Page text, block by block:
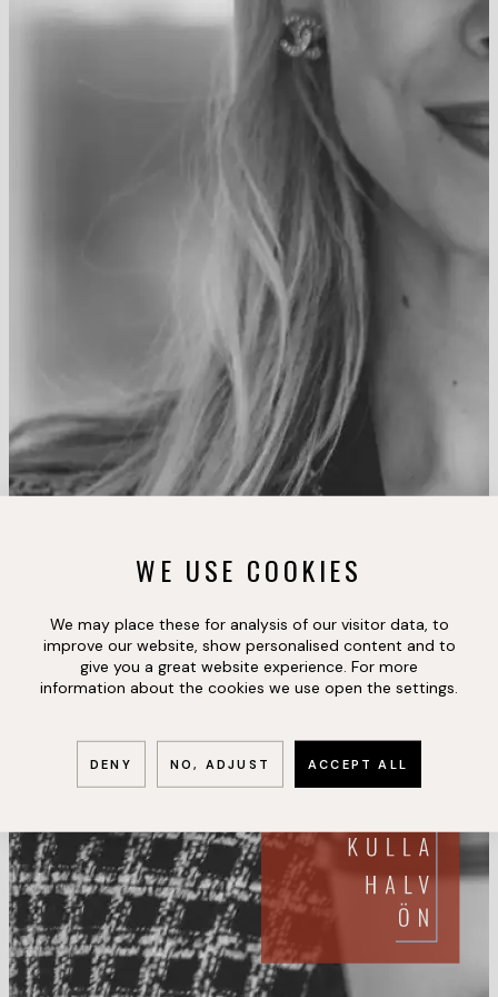
WE USE COOKIES
We may place these for analysis of our visitor data, to
improve our website, show personalised content and to
give you a great website experience. For more
information about the cookies we use open the settings.
DENY NO, ADJUST ACCEPT ALL